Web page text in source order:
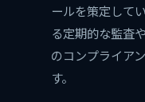
ールを策定して
る定期的な監査
のコンプライア
す。